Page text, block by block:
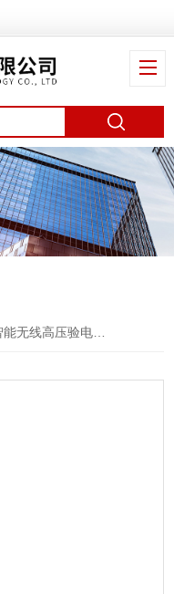
无线高压验电器